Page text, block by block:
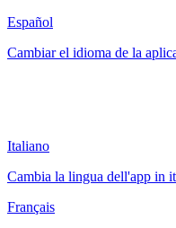
Español
Cambiar el idioma de la
Italiano
Cambia la lingua dell'app in
Français